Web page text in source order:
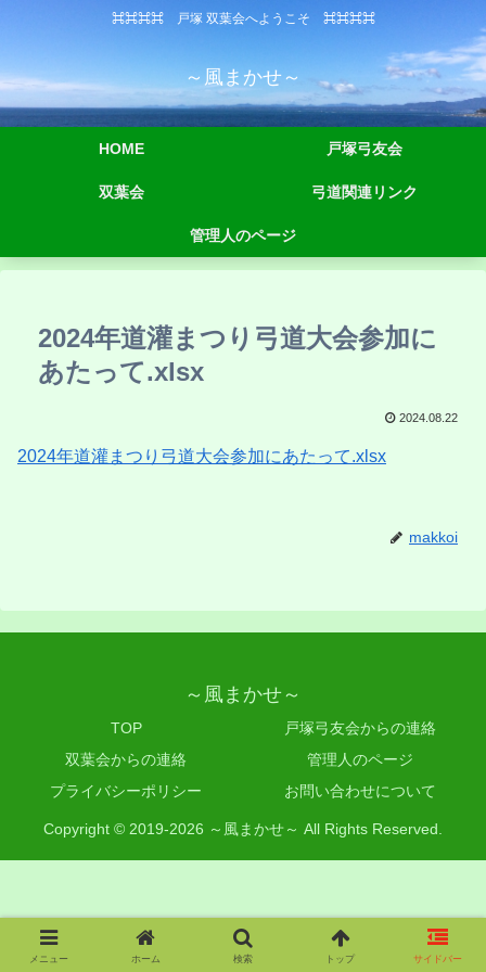
⌘⌘⌘⌘ 戸塚 双葉会へようこそ ⌘⌘⌘⌘
～風まかせ～
HOME 戸塚弓友会
双葉会 弓道関連リンク
管理人のページ
2024年道灌まつり弓道大会参加に
あたって.xlsx
2024.08.22
2024年道灌まつり弓道大会参加にあたって.xlsx
makkoi
～風まかせ～
TOP
戸塚弓友会からの連絡
双葉会からの連絡
管理人のページ
プライバシーポリシー
お問い合わせについて
Copyright © 2019-2026 ～風まかせ～ All Rights Reserved.
メニュー ホーム 検索 トップ サイドバー